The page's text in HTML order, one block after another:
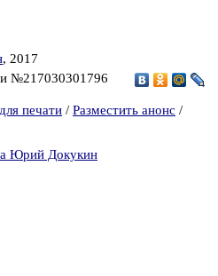
, 2017
№217030301796
печати / Разместить анонс /
Юрий Докукин